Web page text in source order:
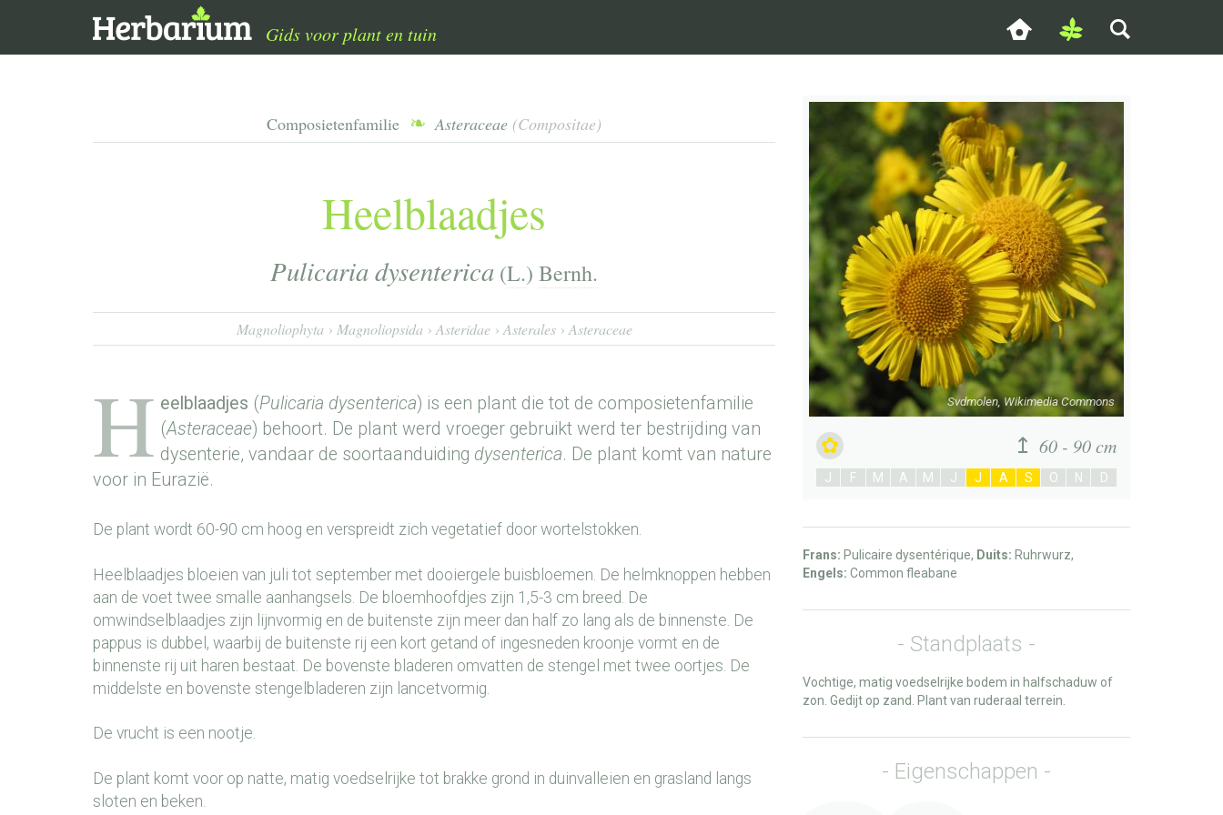
Gids voor plant en tuin
Composietenfamilie Asteraceae (Compositae)
Heelblaadjes
Pulicaria dysenterica (L.) Bernh.
Magnoliophyta Magnoliopsida Asteridae Asterales Asteraceae
Svdmolen, Wikimedia Commons
60 - 90 cm
J F M A M J J A S O N D
H eelblaadjes (Pulicaria dysenterica) is een plant die tot de composietenfamilie
(Asteraceae) behoort. De plant werd vroeger gebruikt werd ter bestrijding van
dysenterie, vandaar de soortaanduiding dysenterica. De plant komt van nature
voor in Eurazië.
De plant wordt 60-90 cm hoog en verspreidt zich vegetatief door wortelstokken.
Heelblaadjes bloeien van juli tot september met dooiergele buisbloemen. De helmknoppen hebben
aan de voet twee smalle aanhangsels. De bloemhoofdjes zijn 1,5-3 cm breed. De
omwindselblaadjes zijn lijnvormig en de buitenste zijn meer dan half zo lang als de binnenste. De
pappus is dubbel, waarbij de buitenste rij een kort getand of ingesneden kroonje vormt en de
binnenste rij uit haren bestaat. De bovenste bladeren omvatten de stengel met twee oortjes. De
middelste en bovenste stengelbladeren zijn lancetvormig.
De vrucht is een nootje.
De plant komt voor op natte, matig voedselrijke tot brakke grond in duinvalleien en grasland langs
sloten en beken.
Frans: Pulicaire dysentérique, Duits: Ruhrwurz,
Engels: Common fleabane
Standplaats
Vochtige, matig voedselrijke bodem in halfschaduw of
zon. Gedijt op zand. Plant van ruderaal terrein.
Eigenschappen